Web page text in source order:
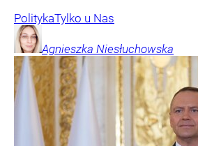
PolitykaTylko u Nas
Agnieszka Niesłuchowska